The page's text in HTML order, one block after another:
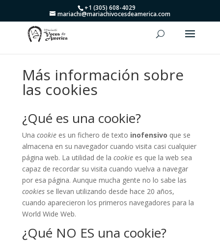
+1 (305) 608-4029
mariachi@mariachivocesdeamerica.com
Más información sobre
las cookies
¿Qué es una cookie?
Una cookiees un fichero de texto inofensivo que se
almacena en su navegador cuando visita casi cualquier
página web. La utilidad de la cookiees que la web sea
capaz de recordar su visita cuando vuelva a navegar
por esa página. Aunque mucha gente no lo sabe las
cookiesse llevan utilizando desde hace 20 años,
cuando aparecieron los primeros navegadores para la
World Wide Web.
¿Qué NO ES una cookie?